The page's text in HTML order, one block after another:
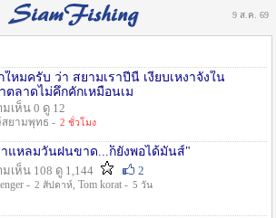
9 ส.ค. 69
ใหมครับ ว่า สยามเราปีนี้ เงียบเหงาจังใน
ตลาดไม่คึกคักเหมือนเม
มเห็น 0 ดู 12
ยามพุทธ - 2 ชั่วโมง
าแหลมวันฝนขาด...ก็ยังพอได้มันส์"
เห็น 108 ดู 1,144
2
- 2 สัปดาห์, Tom korat - 5 วัน